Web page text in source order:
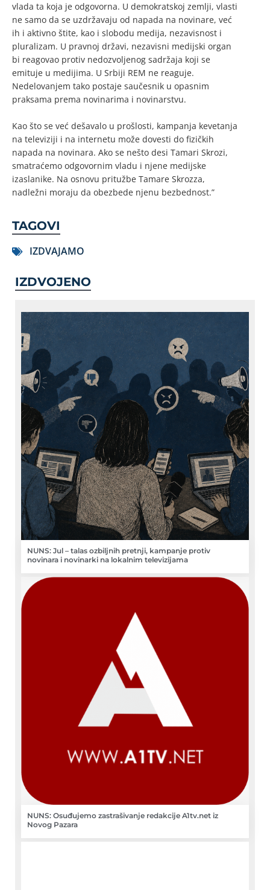
vlada ta koja je odgovorna. U demokratskoj zemlji, vlasti
ne samo da se uzdržavaju od napada na novinare, već
ih i aktivno štite, kao i slobodu medija, nezavisnost i
pluralizam. U pravnoj državi, nezavisni medijski organ
bi reagovao protiv nedozvoljenog sadržaja koji se
emituje u medijima. U Srbiji REM ne reaguje.
Nedelovanjem tako postaje saučesnik u opasnim
praksama prema novinarima i novinarstvu.
Kao što se već dešavalo u prošlosti, kampanja kevetanja
na televiziji i na internetu može dovesti do fizičkih
napada na novinara. Ako se nešto desi Tamari Skrozi,
smatraćemo odgovornim vladu i njene medijske
izaslanike. Na osnovu pritužbe Tamare Skrozza,
nadležni moraju da obezbede njenu bezbednost.”
TAGOVI
IZDVAJAMO
IZDVOJENO
NUNS: Jul – talas ozbiljnih pretnji, kampanje protiv
novinara i novinarki na lokalnim televizijama
NUNS: Osuđujemo zastrašivanje redakcije A1tv.net iz
Novog Pazara